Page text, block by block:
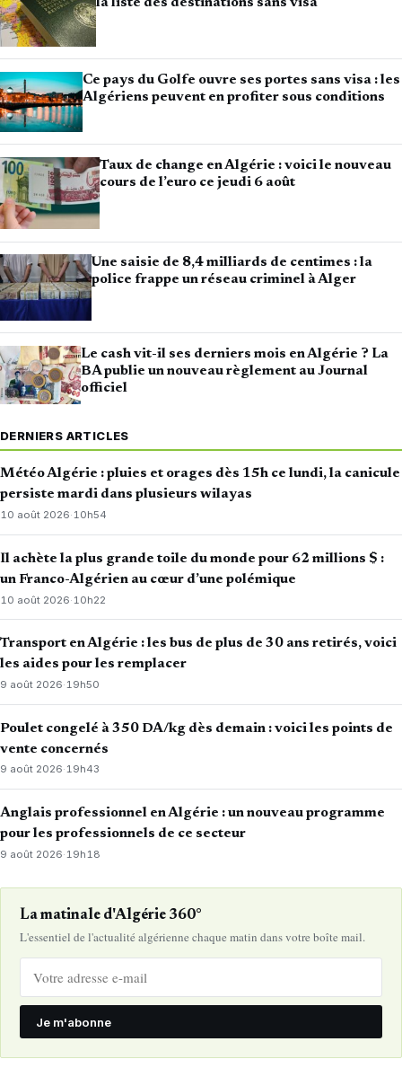
Ce pays du Golfe ouvre ses portes sans visa : les
Algériens peuvent en profiter sous conditions
Taux de change en Algérie : voici le nouveau
cours de l’euro ce jeudi 6 août
Une saisie de 8,4 milliards de centimes : la
police frappe un réseau criminel à Alger
Le cash vit-il ses derniers mois en Algérie ? La
BA publie un nouveau règlement au Journal
officiel
DERNIERS ARTICLES
Météo Algérie : pluies et orages dès 15h ce lundi, la canicule
persiste mardi dans plusieurs wilayas
10 août 2026·10h54
Il achète la plus grande toile du monde pour 62 millions $ :
un Franco-Algérien au cœur d’une polémique
10 août 2026· 10h22
Transport en Algérie : les bus de plus de 30 ans retirés, voici
les aides pour les remplacer
9 août 2026·19h50
Poulet congelé à 350 DA/kg dès demain : voici les points de
vente concernés
9 août 2026·19h43
Anglais professionnel en Algérie : un nouveau programme
pour les professionnels de ce secteur
9 août 2026· 19h18
La matinale d'Algérie 360°
L'essentiel de l'actualité algérienne chaque matin dans votre boîte mail.
Je m'abonne